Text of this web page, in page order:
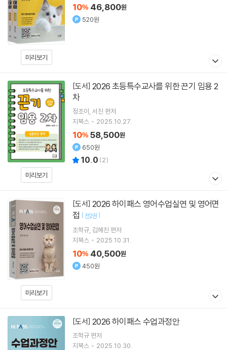
미리보기
10% 46,800원
520원
미리보기
[도서]
차
정조이 서진 편저
지북스
2025.10.27.
10% 58,500원
650원
10.0 (2)
미리보기
[도서]
접 [ 전2권 ]
조학규 김혜진 편저
지북스
2025.10.31.
10% 40,500원
450원
[도서] 2026 하이패스 수업과정안
조학규 편저
지북스
2025.10.30.